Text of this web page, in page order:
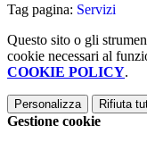
Tag pagina: Servizi
Questo sito o gli
cookie necessari al
COOKIE POLICY.
Personalizza Rifiuta
Gestione cookie